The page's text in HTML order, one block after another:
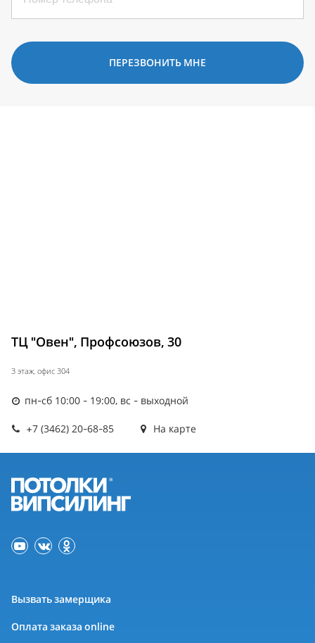
ПЕРЕЗВОНИТЬ МНЕ
ТЦ "Овен", Профсоюзов, 30
3 этаж, офис 304
пн-сб 10:00 - 19:00, вс - выходной
+7 (3462) 20-68-85 На карте
Вызвать замерщика
Оплата заказа online